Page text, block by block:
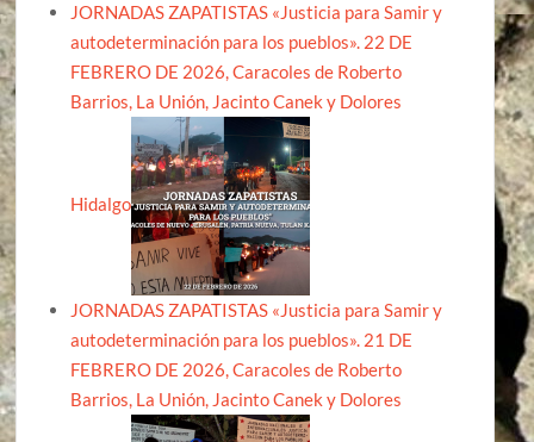
JORNADAS ZAPATISTAS «Justicia para Samir y
autodeterminación para los pueblos». 22 DE
FEBRERO DE 2026, Caracoles de Roberto
Barrios, La Unión, Jacinto Canek y Dolores
Hidalgo
JORNADAS ZAPATISTAS «Justicia para Samir y
autodeterminación para los pueblos». 21 DE
FEBRERO DE 2026, Caracoles de Roberto
Barrios, La Unión, Jacinto Canek y Dolores